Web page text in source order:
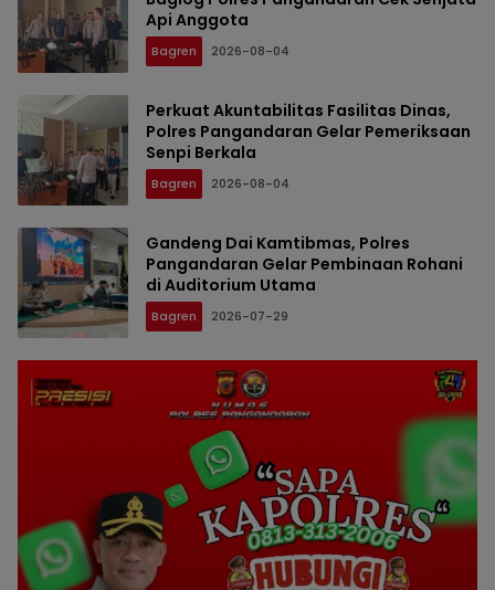
Api Anggota
Bagren 2026-08-04
Perkuat Akuntabilitas Fasilitas Dinas,
Polres Pangandaran Gelar Pemeriksaan
Senpi Berkala
Bagren 2026-08-04
Gandeng Dai Kamtibmas, Polres
Pangandaran Gelar Pembinaan Rohani
di Auditorium Utama
Bagren 2026-07-29